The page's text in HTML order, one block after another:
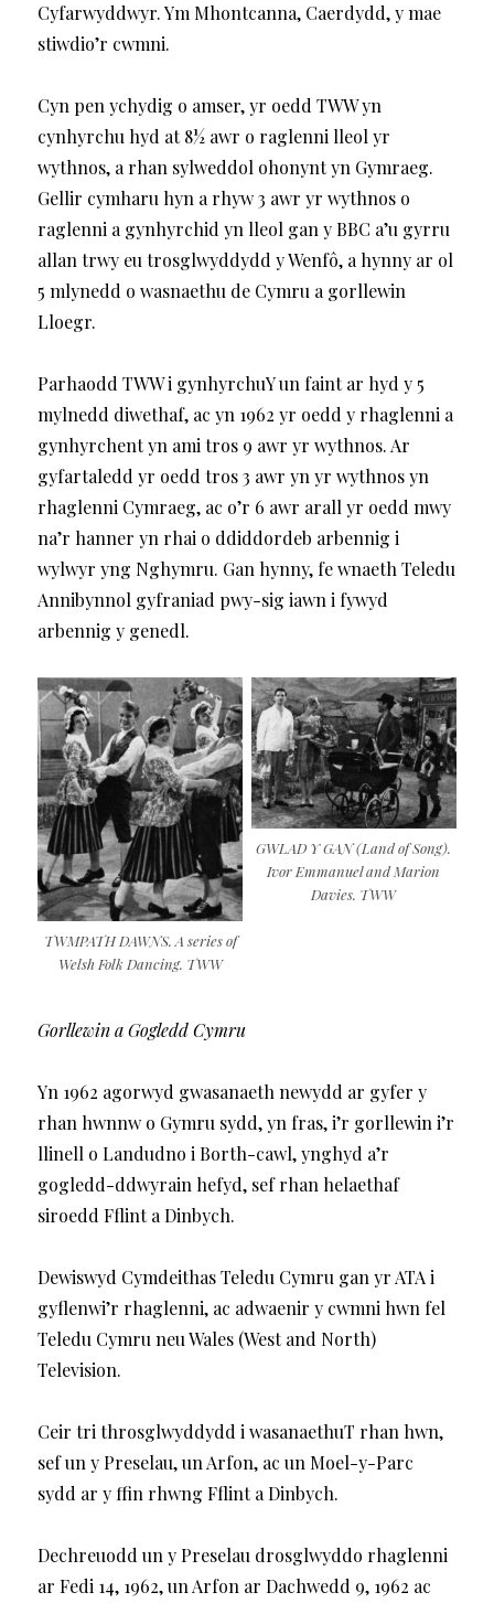
Cyfarwyddwyr. Ym Mhontcanna, Caerdydd, y mae
stiwdio’r cwmni.
Cyn pen ychydig o amser, yr oedd TWW yn
cynhyrchu hyd at 8½ awr o raglenni lleol yr
wythnos, a rhan sylweddol ohonynt yn Gymraeg.
Gellir cymharu hyn a rhyw 3 awr yr wythnos o
raglenni a gynhyrchid yn lleol gan y BBC a’u gyrru
allan trwy eu trosglwyddydd y Wenfô, a hynny ar ol
5 mlynedd o wasnaethu de Cymru a gorllewin
Lloegr.
Parhaodd TWW i gynhyrchuY un faint ar hyd y 5
mylnedd diwethaf, ac yn 1962 yr oedd y rhaglenni a
gynhyrchent yn ami tros 9 awr yr wythnos. Ar
gyfartaledd yr oedd tros 3 awr yn yr wythnos yn
rhaglenni Cymraeg, ac o’r 6 awr arall yr oedd mwy
na’r hanner yn rhai o ddiddordeb arbennig i
wylwyr yng Nghymru. Gan hynny, fe wnaeth Teledu
Annibynnol gyfraniad pwy-sig iawn i fywyd
arbennig y genedl.
TWMPATH DAWNS. A series of
Welsh Folk Dancing. TWW
GWLAD Y GAN (Land of Song).
Ivor Emmanuel and Marion
Davies. TWW
Gorllewin a Gogledd Cymru
Yn 1962 agorwyd gwasanaeth newydd ar gyfer y
rhan hwnnw o Gymru sydd, yn fras, i’r gorllewin i’r
llinell o Landudno i Borth-cawl, ynghyd a’r
gogledd-ddwyrain hefyd, sef rhan helaethaf
siroedd Fflint a Dinbych.
Dewiswyd Cymdeithas Teledu Cymru gan yr ATA i
gyflenwi’r rhaglenni, ac adwaenir y cwmni hwn fel
Teledu Cymru neu Wales (West and North)
Television.
Ceir tri throsglwyddydd i wasanaethuT rhan hwn,
sef un y Preselau, un Arfon, ac un Moel-y-Parc
sydd ar y ffin rhwng Fflint a Dinbych.
Dechreuodd un y Preselau drosglwyddo rhaglenni
ar Fedi 14, 1962, un Arfon ar Dachwedd 9, 1962 ac